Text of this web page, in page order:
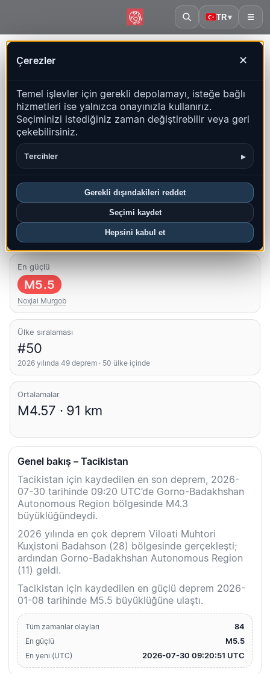
TR▾ ☰
Çerezler ✕
Temel işlevler için gerekli depolamayı, isteğe bağlı
hizmetleri ise yalnızca onayınızla kullanırız.
Seçiminizi istediğiniz zaman değiştirebilir veya geri
çekebilirsiniz.
Tercihler ▸
Gerekli dışındakileri reddet
Seçimi kaydet
Hepsini kabul et
QuakeMap24
Canlı harita, istatistikler ve son olaylar
Geçmiş haritasını aç
Genel bakış Harita Son Grafikler En iyi bölgeler SSS
Bu ayki depremler
0
En yeni UTC: 2026-07-30 09:20:51
En güçlü
M5.5
Noҳiai Murgob
Ülke sıralaması
#50
2026 yılında 49 deprem · 50 ülke içinde
Ortalamalar
M4.57 · 91 km
Genel bakış – Tacikistan
Tacikistan için kaydedilen en son deprem, 2026-
07-30 tarihinde 09:20 UTC’de Gorno-Badakhshan
Autonomous Region bölgesinde M4.3
büyüklüğündeydi.
2026 yılında en çok deprem Viloati Muhtori
Kuҳistoni Badahson (28) bölgesinde gerçekleşti;
ardından Gorno-Badakhshan Autonomous Region
(11) geldi.
Tacikistan için kaydedilen en güçlü deprem 2026-
01-08 tarihinde M5.5 büyüklüğüne ulaştı.
Tüm zamanlar olayları 84
En güçlü M5.5
En yeni (UTC) 2026-07-30 09:20:51 UTC